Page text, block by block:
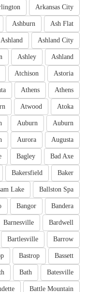
Arkansas City
Ash Flat
Ashburn
Ashland City
Ashland
Ashland
Ashley
Astoria
Atchison
Athens
Athens
Atoka
Atwood
Auburn
Auburn
Augusta
Aurora
Bad Axe
Bagley
Baker
Bakersfield
Ballston Spa
Lake
Bandera
Bangor
Bardwell
Barnesville
Barrow
Bartlesville
Bassett
Bastrop
Batesville
Bath
Battle Mountain